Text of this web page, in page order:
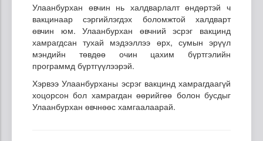
Улаанбурхан өвчин нь халдварлалт өндөртэй ч
вакцинаар сэргийлэгдэх боломжтой халдварт
өвчин юм. Улаанбурхан өвчний эсрэг вакцинд
хамрагдсан тухай мэдээллээ өрх, сумын эрүүл
мэндийн төвдөө очин цахим бүртгэлийн
программд бүртгүүлээрэй.
Хэрвээ Улаанбурханы эсрэг вакцинд хамрагдаагүй
хоцорсон бол хамрагдан өөрийгөө болон бусдыг
Улаанбурхан өвчнөөс хамгаалаарай.